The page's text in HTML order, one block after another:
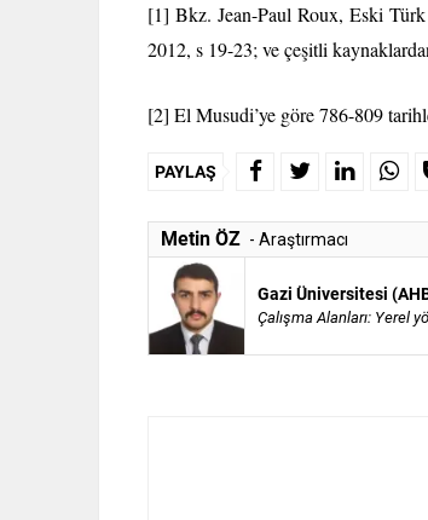
[1] Bkz. Jean-Paul Roux, Eski
2012, s 19-23; ve çeşitli
[2] El Musudi’ye göre 786-809
PAYLAŞ
Metin ÖZ - Araştırmacı
Gazi Üniversitesi
Çalışma Alanları: Yerel